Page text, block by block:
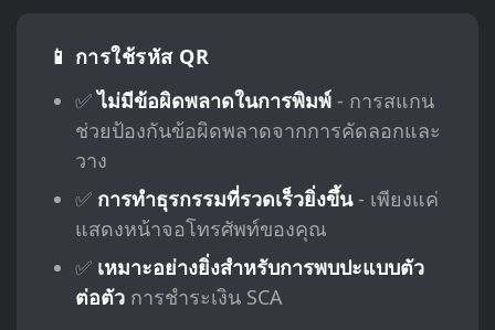
📱 การใช้รหัส QR
✅ไม่มีข้อผิดพลาดในการพิมพ์- การสแกน
ช่วยป้องกันข้อผิดพลาดจากการคัดลอกและ
วาง
✅ การทำธุรกรรมที่รวดเร็วยิ่งขึ้น- เพียงแค่
แสดงหน้าจอโทรศัพท์ของคุณ
✅ เหมาะอย่างยิ่งสำหรับการพบปะแบบตัว
ต่อตัวการชำระเงิน SCA